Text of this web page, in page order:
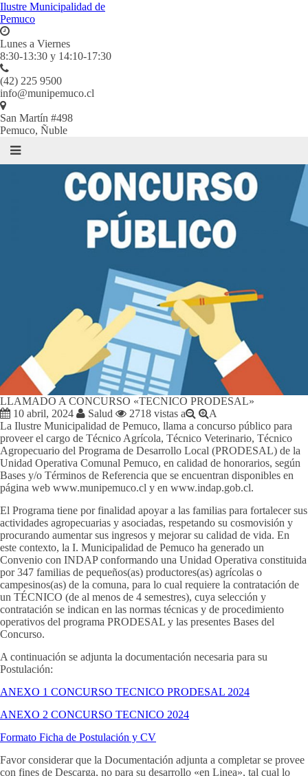
Ilustre Municipalidad de
Pemuco
Lunes a Viernes
8:30-13:30 y 14:10-17:30
(42) 225 9500
info@munipemuco.cl
San Martín #498
Pemuco, Ñuble
LLAMADO A CONCURSO «TECNICO PRODESAL»
10 abril, 2024
Salud 2718 vistas a
A
La Ilustre Municipalidad de Pemuco, llama a concurso público para
proveer el cargo de Técnico Agrícola, Técnico Veterinario, Técnico
Agropecuario del Programa de Desarrollo Local (PRODESAL) de la
Unidad Operativa Comunal Pemuco, en calidad de honorarios, según
Bases y/o Términos de Referencia que se encuentran disponibles en
página web www.munipemuco.cl y en www.indap.gob.cl.
El Programa tiene por finalidad apoyar a las familias para fortalecer sus
actividades agropecuarias y asociadas, respetando su cosmovisión y
procurando aumentar sus ingresos y mejorar su calidad de vida. En
este contexto, la I. Municipalidad de Pemuco ha generado un
Convenio con INDAP conformando una Unidad Operativa constituida
por 347 familias de pequeños(as) productores(as) agrícolas o
campesinos(as) de la comuna, para lo cual requiere la contratación de
un TÉCNICO (de al menos de 4 semestres), cuya selección y
contratación se indican en las normas técnicas y de procedimiento
operativos del programa PRODESAL y las presentes Bases del
Concurso.
A continuación se adjunta la documentación necesaria para su
Postulación:
ANEXO 1 CONCURSO TECNICO PRODESAL 2024
ANEXO 2 CONCURSO TECNICO 2024
Formato Ficha de Postulación y CV
Favor considerar que la Documentación adjunta a completar se provee
con fines de Descarga, no para su desarrollo «en Linea», tal cual lo